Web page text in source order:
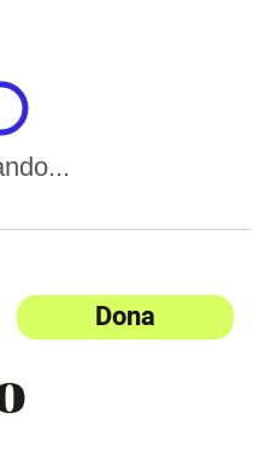
Dona